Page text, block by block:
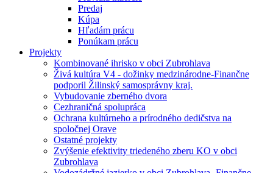
Predaj
Kúpa
Hľadám prácu
Ponúkam prácu
Projekty
Kombinované ihrisko v obci Zubrohlava
Živá kultúra V4 - dožinky medzinárodne-Finančne
podporil Žilinský samosprávny kraj.
Vybudovanie zberného dvora
Cezhraničná spolupráca
Ochrana kultúrneho a prírodného dedičstva na
spoločnej Orave
Ostatné projekty
Zvýšenie efektivity triedeného zberu KO v obci
Zubrohlava